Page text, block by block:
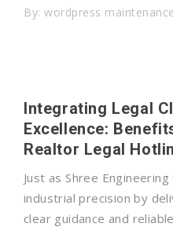
By: wordpress maintenance
Integrating Legal
Excellence:
Realtor Legal
Just as Shree
industrial precision by
clear guidance and